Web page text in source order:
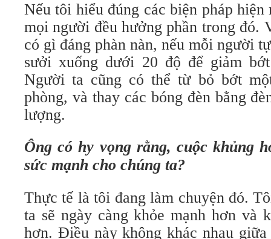
Nếu tôi hiểu đúng các biện pháp
mọi người đều hưởng phần trong đó.
có gì đáng phàn nàn, nếu mỗi người
sưởi xuống dưới 20 độ để giảm
Người ta cũng có thể từ bỏ bớt
phòng, và thay các bóng đèn bằng
lượng.
Ông có hy vọng rằng, cuộc khủng
sức mạnh cho chúng ta?
Thực tế là tôi đang làm chuyện đó.
ta sẽ ngày càng khỏe mạnh hơn và
hơn. Điều này không khác nhau